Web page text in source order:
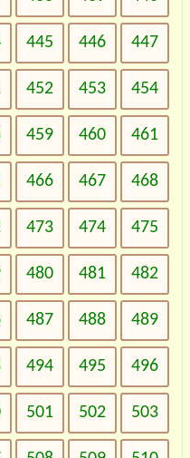
445 446 447
452 453 454
459 460 461
466 467 468
473 474 475
480 481 482
487 488 489
494 495 496
501 502 503